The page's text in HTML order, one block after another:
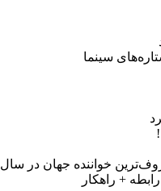
سینما
خواننده جهان در سال ۲۰۲۶